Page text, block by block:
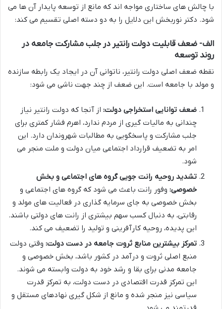
با چالش های ساختاری مواجه اند که مانع از توسعه پایدار آن ها می
شود. دکتر نوربخش این دلایل را به دو دسته اصلی تقسیم می کند:
الف- ضعف قابلیت دولت رانتیر در جلب مشارکت جامعه در
روند توسعه
نقطه ضعف اصلی دولت رانتیر، ناتوانی آن در ایجاد یک رابطه سازنده
و مولد با جامعه است. این ضعف از چند جهت ناشی می شود:
ضعف توانایی استخراجی دولت: از آنجا که دولت رانتیر نیاز
چندانی به مالیات گیری از مردم ندارد، اهرم فشار کمتری برای
جلب مشارکت و پاسخگویی به مطالبات شهروندان دارد. این
امر به تضعیف قرارداد اجتماعی میان دولت و ملت منجر می
شود.
تشدید روحیه رانت جویی گروه های اجتماعی و بخش
خصوصی: وفور رانت باعث می شود که گروه های اجتماعی و
بخش خصوصی به جای سرمایه گذاری در فعالیت های مولد و
رقابتی، به دنبال کسب سهم بیشتری از رانت های دولتی باشند.
این پدیده، روحیه کارآفرینی و تولید را تضعیف می کند.
تمرکز بیشترین منابع ثروت جامعه در دست دولت: وقتی دولت
منبع اصلی ثروت و درآمد در کشور باشد، بخش خصوصی و
جامعه مدنی برای بقا و رشد خود به دولت وابسته می شوند.
این تمرکز قدرت اقتصادی در دست دولت، به تمرکز قدرت
سیاسی نیز منجر شده و مانع از شکل گیری نهادهای مستقل و